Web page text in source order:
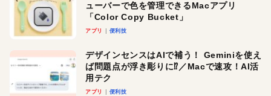
ューバーで色を管理できるMacアプリ
「Color Copy Bucket」
アプリ 便利技
デザインセンスはAIで補う！ Geminiを使え
ば問題点が浮き彫りに⁉︎／Macで速攻！AI活
用テク
アプリ 便利技